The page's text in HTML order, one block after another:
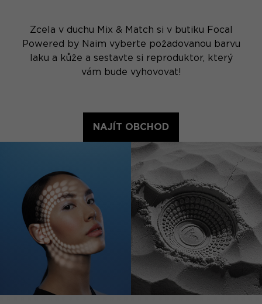
Zcela v duchu Mix & Match si v butiku Focal
Powered by Naim vyberte požadovanou barvu
laku a kůže a sestavte si reproduktor, který
vám bude vyhovovat!
NAJÍT OBCHOD